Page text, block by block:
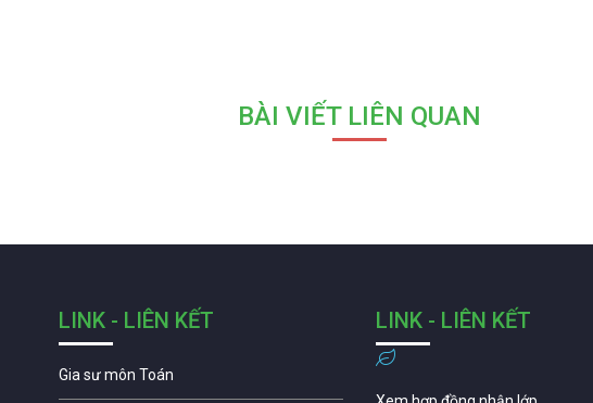
BÀI VIẾT LIÊN QUAN
LINK - LIÊN KẾT
Gia sư môn Toán
LINK - LIÊN KẾT